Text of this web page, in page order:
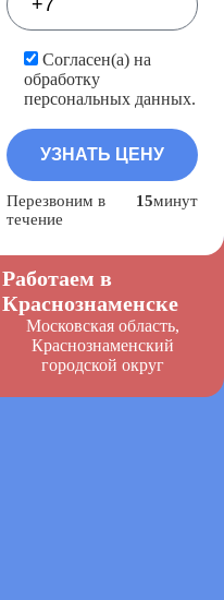
Согласен(а) на
обработку
персональных данных.
Перезвоним в
течение
15минут
Работаем в
Краснознаменске
Московская область,
Краснознаменский
городской округ